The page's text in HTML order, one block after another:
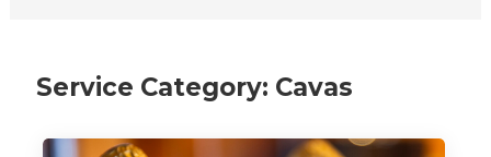
Service Category: Cavas